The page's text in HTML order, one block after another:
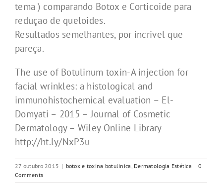
tema ) comparando Botox e Corticoide para
reduçao de queloides.
Resultados semelhantes, por incrivel que
pareça.
The use of Botulinum toxin-A injection for
facial wrinkles: a histological and
immunohistochemical evaluation – El-
Domyati – 2015 – Journal of Cosmetic
Dermatology – Wiley Online Library
http://ht.ly/NxP3u
27 outubro 2015 | botox e toxina botulinica, Dermatologia Estética | 0
Comments